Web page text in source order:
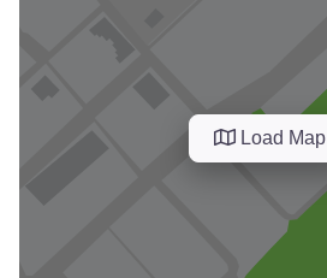
Load Map